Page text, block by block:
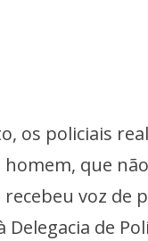
os policiais
que
recebeu voz de
de